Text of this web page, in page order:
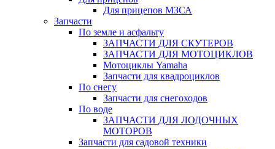
Для прицепов МЗСА
Запчасти
По земле и асфальту
ЗАПЧАСТИ ДЛЯ СКУТЕРОВ
ЗАПЧАСТИ ДЛЯ МОТОЦИКЛОВ
Мотоциклы Yamaha
Запчасти для квадроциклов
По снегу
Запчасти для снегоходов
По воде
ЗАПЧАСТИ ДЛЯ ЛОДОЧНЫХ
МОТОРОВ
Запчасти для садовой техники